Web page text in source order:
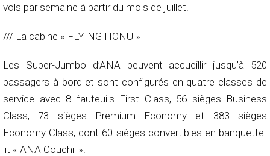
vols par semaine à partir du mois de juillet.
/// La cabine « FLYING HONU »
Les Super-Jumbo d’ANA peuvent accueillir jusqu’à 520
passagers à bord et sont configurés en quatre classes de
service avec 8 fauteuils First Class, 56 sièges Business
Class, 73 sièges Premium Economy et 383 sièges
Economy Class, dont 60 sièges convertibles en banquette-
lit « ANA Couchii »